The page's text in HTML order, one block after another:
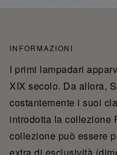
INFORMAZIONI
I primi lampadari
XIX secolo. Da allora,
costantemente i suoi
introdotta la collezione
collezione può essere
extra di esclusività